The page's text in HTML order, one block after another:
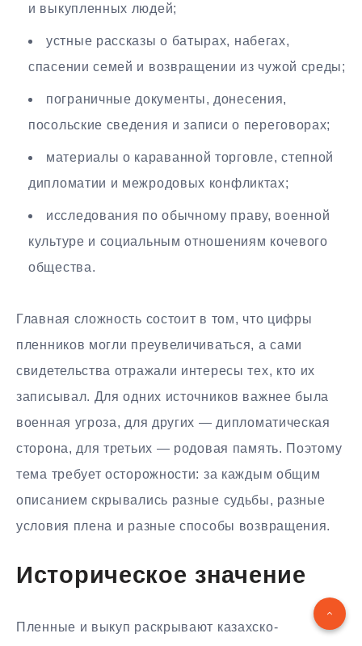
и выкупленных людей;
устные рассказы о батырах, набегах,
спасении семей и возвращении из чужой среды;
пограничные документы, донесения,
посольские сведения и записи о переговорах;
материалы о караванной торговле, степной
дипломатии и межродовых конфликтах;
исследования по обычному праву, военной
культуре и социальным отношениям кочевого
общества.
Главная сложность состоит в том, что цифры
пленников могли преувеличиваться, а сами
свидетельства отражали интересы тех, кто их
записывал. Для одних источников важнее была
военная угроза, для других — дипломатическая
сторона, для третьих — родовая память. Поэтому
тема требует осторожности: за каждым общим
описанием скрывались разные судьбы, разные
условия плена и разные способы возвращения.
Историческое значение
Пленные и выкуп раскрывают казахско-